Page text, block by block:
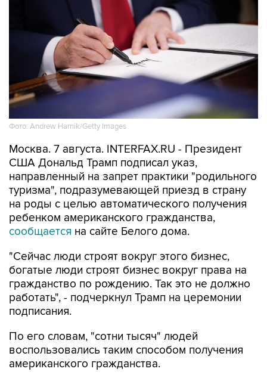
Фото: Andrew Harnik/Getty Images
Москва. 7 августа. INTERFAX.RU - Президент
США Дональд Трамп подписал указ,
направленный на запрет практики "родильного
туризма", подразумевающей приезд в страну
на роды с целью автоматического получения
ребенком американского гражданства,
сообщается на сайте Белого дома.
"Сейчас люди строят вокруг этого бизнес,
богатые люди строят бизнес вокруг права на
гражданство по рождению. Так это не должно
работать", - подчеркнул Трамп на церемонии
подписания.
По его словам, "сотни тысяч" людей
воспользовались таким способом получения
американского гражданства.